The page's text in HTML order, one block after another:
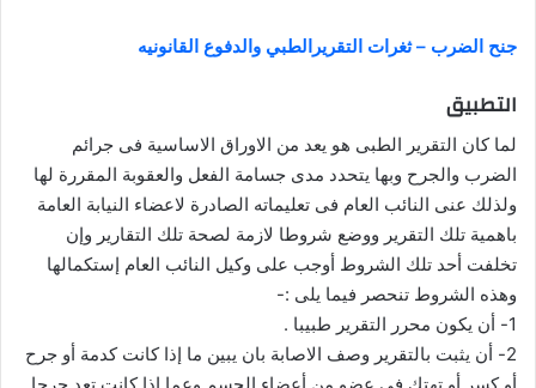
جنح الضرب – ثغرات التقريرالطبي والدفوع القانونيه
التطبيق
لما كان التقرير الطبى هو يعد من الاوراق الاساسية فى جرائم
الضرب والجرح وبها يتحدد مدى جسامة الفعل والعقوبة المقررة لها
ولذلك عنى النائب العام فى تعليماته الصادرة لاعضاء النيابة العامة
باهمية تلك التقرير ووضع شروطا لازمة لصحة تلك التقارير وإن
تخلفت أحد تلك الشروط أوجب على وكيل النائب العام إستكمالها
وهذه الشروط تنحصر فيما يلى :-
1- أن يكون محرر التقرير طبيبا .
2- أن يثبت بالتقرير وصف الاصابة بان يبين ما إذا كانت كدمة أو جرح